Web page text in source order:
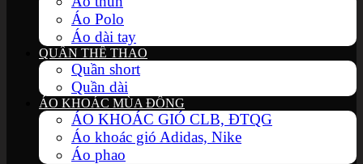
Áo Polo
Áo dài tay
QUẦN THỂ THAO
Quần short
Quần dài
ÁO KHOÁC MÙA ĐÔNG
ÁO KHOÁC GIÓ CLB, ĐTQG
Áo khoác gió Adidas, Nike
Áo phao